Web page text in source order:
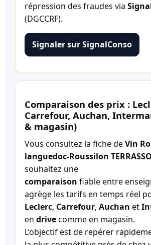
répression des fraudes via
(DGCCRF).
Signaler sur SignalConso
Comparaison des prix :
Carrefour, Auchan,
& magasin)
Vous consultez la fiche deVin
languedoc-Roussilon
souhaitez une
comparaison fiable entre
agrège les tarifs en temps réel
Leclerc, Carrefour, Auchan et
en drivecomme en magasin.
L’objectif est de repérer